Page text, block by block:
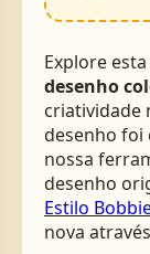
Explore
desenho
criatividade
desenho
nossa
desenho
Estilo
nova